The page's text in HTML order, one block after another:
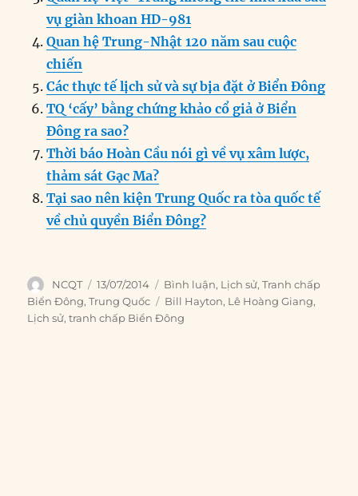
o
k
n
er p
vụ giàn khoan HD-981
Quan hệ Trung-Nhật 120 năm sau cuộc
chiến
Các thực tế lịch sử và sự bịa đặt ở Biển Đông
TQ ‘cấy’ bằng chứng khảo cổ giả ở Biển
Đông ra sao?
Thời báo Hoàn Cầu nói gì về vụ xâm lược,
thảm sát Gạc Ma?
Tại sao nên kiện Trung Quốc ra tòa quốc tế
về chủ quyền Biển Đông?
Author
NCQT
Posted
on
13/07/2014 Categories
Bình luận, Lịch sử,Tranh chấp
Biển Đông,Trung Quốc Tags
Bill Hayton, Lê Hoàng Giang,
Lịch sử,tranh chấp Biển Đông